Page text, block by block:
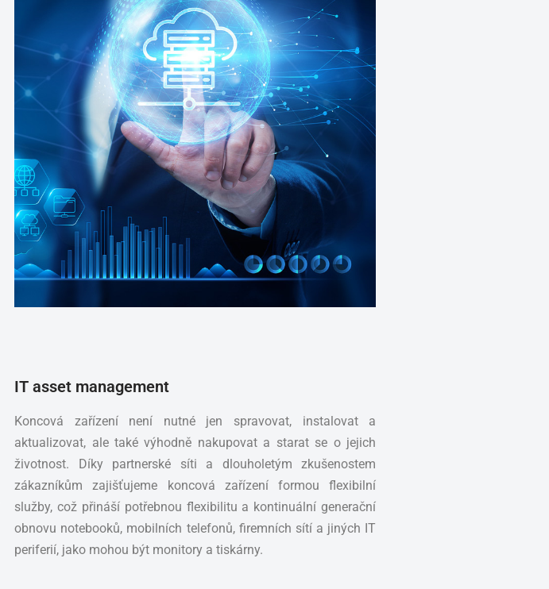
IT asset management
Koncová zařízení není nutné jen spravovat, instalovat a
aktualizovat, ale také výhodně nakupovat a starat se o jejich
životnost. Díky partnerské síti a dlouholetým zkušenostem
zákazníkům zajišťujeme koncová zařízení formou flexibilní
služby, což přináší potřebnou flexibilitu a kontinuální generační
obnovu notebooků, mobilních telefonů, firemních sítí a jiných IT
periferií, jako mohou být monitory a tiskárny.